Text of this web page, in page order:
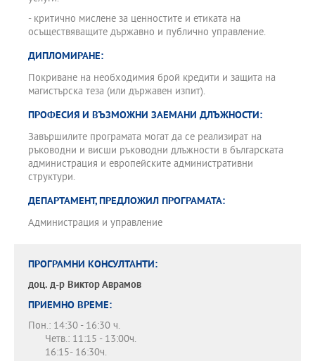
- критично мислене за ценностите и етиката на
осъществяващите държавно и публично управление.
ДИПЛОМИРАНЕ:
Покриване на необходимия брой кредити и защита на
магистърска теза (или държавен изпит).
ПРОФЕСИЯ И ВЪЗМОЖНИ ЗАЕМАНИ ДЛЪЖНОСТИ:
Завършилите програмата могат да се реализират на
ръководни и висши ръководни длъжности в българската
администрация и европейските административни
структури.
ДЕПАРТАМЕНТ, ПРЕДЛОЖИЛ ПРОГРАМАТА:
Администрация и управление
ПРОГРАМНИ КОНСУЛТАНТИ:
доц. д-р Виктор Аврамов
ПРИЕМНО ВРЕМЕ:
Пон.: 14:30 - 16:30 ч.
Четв.: 11:15 - 13:00ч.
16:15- 16:30ч.